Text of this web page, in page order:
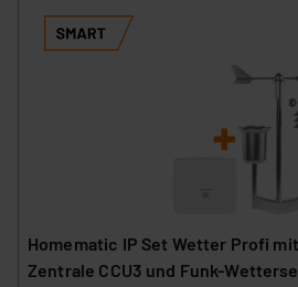
Homematic IP Set Wetter Profi
Zentrale CCU3 und Funk-